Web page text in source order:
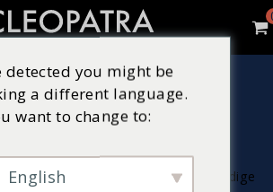
producent van luxe & hoogwaardige
detected you might be
a different language.
want to change to:
English